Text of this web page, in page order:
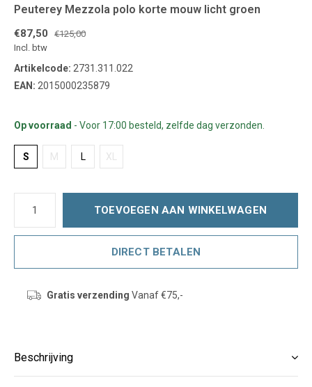
Peuterey Mezzola polo korte mouw licht groen
€87,50
€125,00
Incl. btw
Artikelcode: 2731.311.022
EAN: 2015000235879
Op voorraad - Voor 17:00 besteld, zelfde dag verzonden.
S M L XL
TOEVOEGEN AAN WINKELWAGEN
DIRECT BETALEN
Gratis verzending Vanaf €75,-
Beschrijving